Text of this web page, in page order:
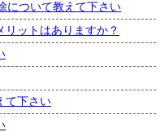
について教えて下さい
ットはありますか？
て下さい